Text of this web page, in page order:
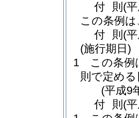
付 則 (
この条例
付 則 (
(施行期日)
1
この条
則で定め
(平成9
付 則 (